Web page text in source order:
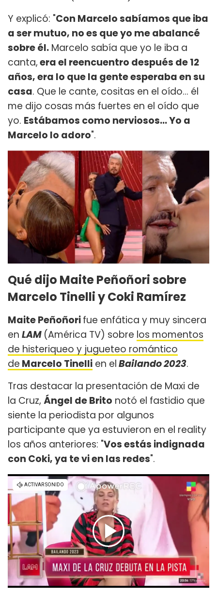
Y explicó: "Con Marcelo sabíamos que iba
a ser mutuo, no es que yo me abalancé
sobre él. Marcelo sabía que yo le iba a
canta,era el reencuentro después de 12
años, era lo que la gente esperaba en su
casa. Que le cante, cositas en el oído... él
me dijo cosas más fuertes en el oído que
yo. Estábamos como nerviosos... Yo a
Marcelo lo adoro".
Qué dijo Maite Peñoñori sobre
Marcelo Tinelli y Coki Ramírez
Maite Peñoñorifue enfática y muy sincera
en LAM (América TV) sobre los momentos
de histeriqueo y jugueteo romántico
de Marcelo Tinelli en elBailando 2023.
Tras destacar la presentación de Maxi de
la Cruz, Ángel de Brito notó el fastidio que
siente la periodista por algunos
participante que ya estuvieron en el reality
los años anteriores: "Vos estás indignada
con Coki, ya te vi en las redes".